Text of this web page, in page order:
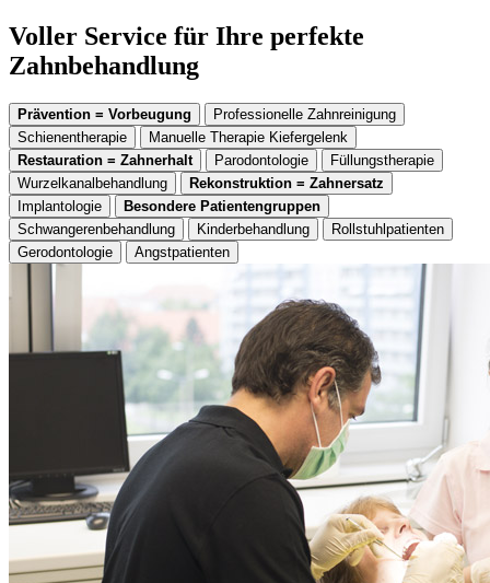
Voller Service für Ihre perfekte
Zahnbehandlung
Prävention = Vorbeugung
Professionelle Zahnreinigung
Schienentherapie
Manuelle Therapie Kiefergelenk
Restauration = Zahnerhalt
Parodontologie
Füllungstherapie
Wurzelkanalbehandlung
Rekonstruktion = Zahnersatz
Implantologie
Besondere Patientengruppen
Schwangerenbehandlung
Kinderbehandlung
Rollstuhlpatienten
Gerodontologie
Angstpatienten